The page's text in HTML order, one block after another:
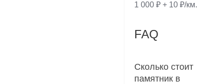
1 000 ₽ + 10 ₽/км.
FAQ
Сколько стоит
памятник в